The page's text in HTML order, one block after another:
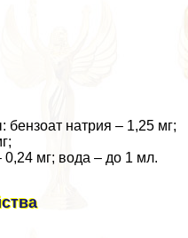
натрия – 1,25 мг;
0,24 мг; вода – до 1 мл.